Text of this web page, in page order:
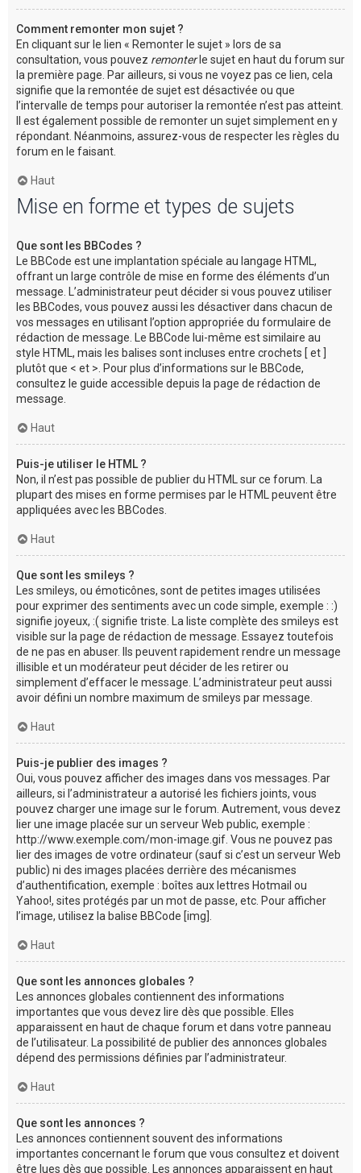
Comment remonter mon sujet ?
En cliquant sur le lien « Remonter le sujet » lors de sa
consultation, vous pouvez remonterle sujet en haut du forum sur
la première page. Par ailleurs, si vous ne voyez pas ce lien, cela
signifie que la remontée de sujet est désactivée ou que
l’intervalle de temps pour autoriser la remontée n’est pas atteint.
Il est également possible de remonter un sujet simplement en y
répondant. Néanmoins, assurez-vous de respecter les règles du
forum en le faisant.
Haut
Mise en forme et types de sujets
Que sont les BBCodes ?
Le BBCode est une implantation spéciale au langage HTML,
offrant un large contrôle de mise en forme des éléments d’un
message. L’administrateur peut décider si vous pouvez utiliser
les BBCodes, vous pouvez aussi les désactiver dans chacun de
vos messages en utilisant l’option appropriée du formulaire de
rédaction de message. Le BBCode lui-même est similaire au
style HTML, mais les balises sont incluses entre crochets [ et ]
plutôt que < et >. Pour plus d’informations sur le BBCode,
consultez le guide accessible depuis la page de rédaction de
message.
Haut
Puis-je utiliser le HTML ?
Non, il n’est pas possible de publier du HTML sur ce forum. La
plupart des mises en forme permises par le HTML peuvent être
appliquées avec les BBCodes.
Haut
Que sont les smileys ?
Les smileys, ou émoticônes, sont de petites images utilisées
pour exprimer des sentiments avec un code simple, exemple : :)
signifie joyeux, :( signifie triste. La liste complète des smileys est
visible sur la page de rédaction de message. Essayez toutefois
de ne pas en abuser. Ils peuvent rapidement rendre un message
illisible et un modérateur peut décider de les retirer ou
simplement d’effacer le message. L’administrateur peut aussi
avoir défini un nombre maximum de smileys par message.
Haut
Puis-je publier des images ?
Oui, vous pouvez afficher des images dans vos messages. Par
ailleurs, si l’administrateur a autorisé les fichiers joints, vous
pouvez charger une image sur le forum. Autrement, vous devez
lier une image placée sur un serveur Web public, exemple :
http://www.exemple.com/mon-image.gif. Vous ne pouvez pas
lier des images de votre ordinateur (sauf si c’est un serveur Web
public) ni des images placées derrière des mécanismes
d’authentification, exemple : boîtes aux lettres Hotmail ou
Yahoo!, sites protégés par un mot de passe, etc. Pour afficher
l’image, utilisez la balise BBCode [img].
Haut
Que sont les annonces globales ?
Les annonces globales contiennent des informations
importantes que vous devez lire dès que possible. Elles
apparaissent en haut de chaque forum et dans votre panneau
de l’utilisateur. La possibilité de publier des annonces globales
dépend des permissions définies par l’administrateur.
Haut
Que sont les annonces ?
Les annonces contiennent souvent des informations
importantes concernant le forum que vous consultez et doivent
être lues dès que possible. Les annonces apparaissent en haut